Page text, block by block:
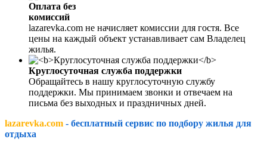
Оплата без
комиссий
lazarevka.com не начисляет комиссии для гостя. Все
цены на каждый объект устанавливает сам Владелец
жилья.
Круглосуточная служба поддержки
Обращайтесь в нашу круглосуточную службу
поддержки. Мы принимаем звонки и отвечаем на
письма без выходных и праздничных дней.
lazarevka.com - бесплатный сервис по подбору жилья для
отдыха